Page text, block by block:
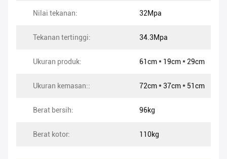
Nilai tekanan: 32Mpa
Tekanan tertinggi: 34.3Mpa
Ukuran produk: 61cm * 19cm * 29cm
Ukuran kemasan:: 72cm * 37cm * 51cm
Berat bersih: 96kg
Berat kotor: 110kg